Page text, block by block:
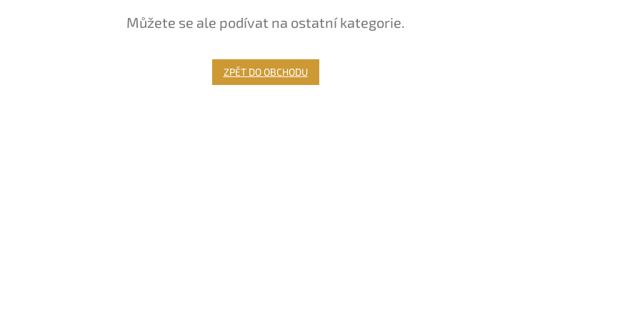
Můžete se ale podívat na ostatní kategorie.
ZPĚT DO OBCHODU